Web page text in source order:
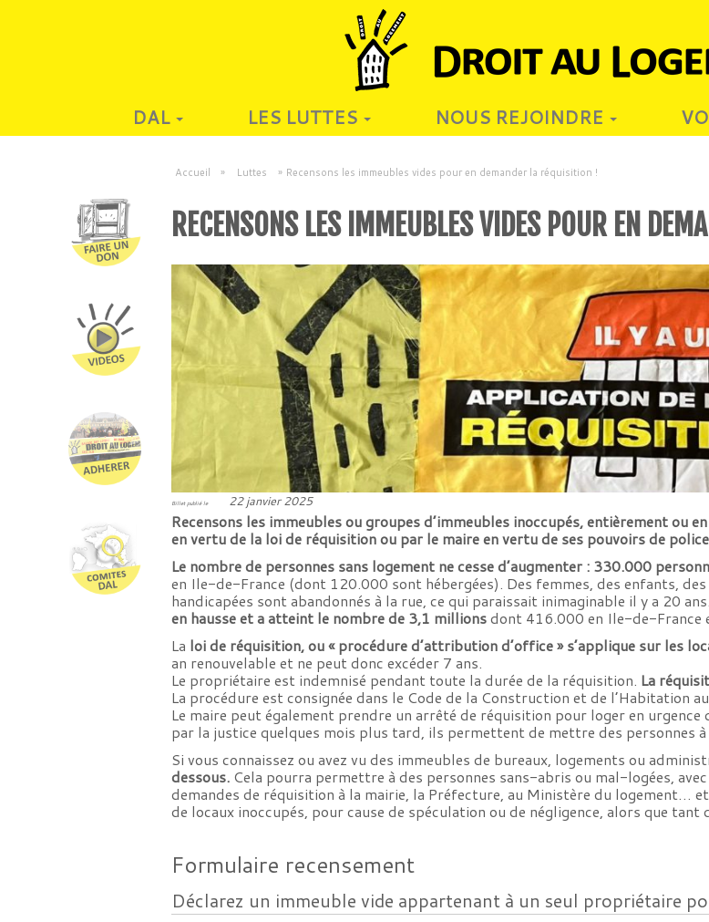
DAL LES LUTTES NOUS REJOINDRE
Accueil » Luttes » Recensons les immeubles vides pour en demander la réquisition !
RECENSONS LES IMMEUBLES VIDES POUR EN
Billet publié le 22 janvier 2025
Recensons les immeubles ou groupes d’immeubles inoccupés, entièrement ou
en vertu de la loi de réquisition ou par le maire en vertu de ses pouvoirs de police
Le nombre de personnes sans logement ne cesse d’augmenter : 330.000
en Ile-de-France (dont 120.000 sont hébergées). Des femmes, des enfants,
handicapées sont abandonnés à la rue, ce qui paraissait inimaginable il y a 20
en hausse et a atteint le nombre de 3,1 millionsdont 416.000 en Ile-de-France
La loi de réquisition, ou « procédure d’attribution d’office » s’applique sur les
an renouvelable et ne peut donc excéder 7 ans.
Le propriétaire est indemnisé pendant toute la durée de la réquisition. La
La procédure est consignée dans le Code de la Construction et de
Le maire peut également prendre un arrêté de réquisition pour loger en
par la justice quelques mois plus tard, ils permettent de mettre des personnes à
Si vous connaissez ou avez vu des immeubles de bureaux, logements ou
dessous. Cela pourra permettre à des personnes sans-abris ou mal-logées,
demandes de réquisition à la mairie, la Préfecture, au Ministère du logement…
de locaux inoccupés, pour cause de spéculation ou de négligence, alors que tant
Formulaire recensement
Déclarez un immeuble vide appartenant à un seul propriétaire